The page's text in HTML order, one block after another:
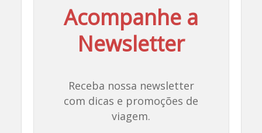
Acompanhe a
Newsletter
Receba nossa newsletter
com dicas e promoções de
viagem.